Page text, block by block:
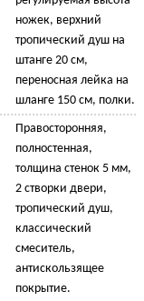
ножек, верхний
тропический душ на
штанге 20 см,
переносная лейка на
шланге 150 см, полки.
Правосторонняя,
полностенная,
толщина стенок 5 мм,
2 створки двери,
тропический душ,
классический
смеситель,
антискользящее
покрытие.